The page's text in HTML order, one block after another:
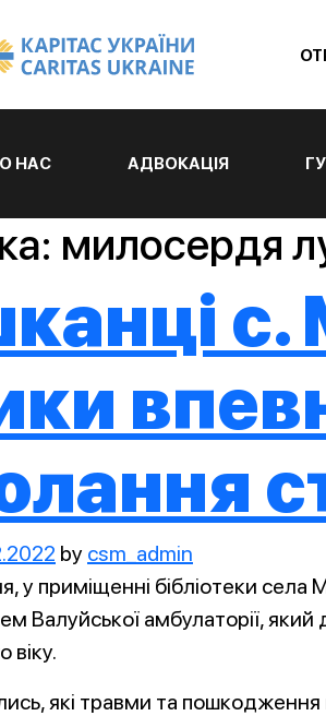
НАС АДВОКАЦІЯ
милосердя
с.
by csm_admin
у приміщенні бібліотеки
Валуйської амбулаторії,
віку.
які травми та